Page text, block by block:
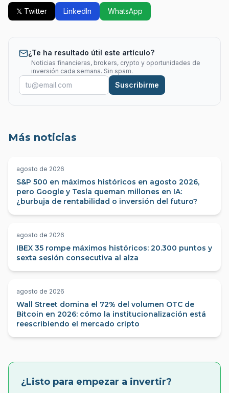
𝕏 Twitter LinkedIn WhatsApp
¿Te ha resultado útil este artículo?
Noticias financieras, brokers, crypto y oportunidades de
inversión cada semana. Sin spam.
Suscribirme
Más noticias
agosto de 2026
S&P 500 en máximos históricos en agosto 2026,
pero Google y Tesla queman millones en IA:
¿burbuja de rentabilidad o inversión del futuro?
agosto de 2026
IBEX 35 rompe máximos históricos: 20.300 puntos y
sexta sesión consecutiva al alza
agosto de 2026
Wall Street domina el 72% del volumen OTC de
Bitcoin en 2026: cómo la institucionalización está
reescribiendo el mercado cripto
¿Listo para empezar a invertir?